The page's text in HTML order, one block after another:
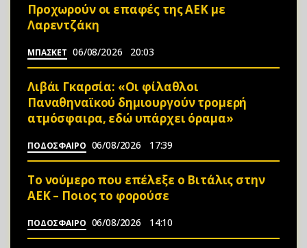
Προχωρούν οι επαφές της ΑΕΚ με
Λαρεντζάκη
ΜΠΑΣΚΕΤ 06/08/2026 20:03
Λιβάι Γκαρσία: «Οι φίλαθλοι
Παναθηναϊκού δημιουργούν τρομερή
ατμόσφαιρα, εδώ υπάρχει όραμα»
ΠΟΔΟΣΦΑΙΡΟ 06/08/2026 17:39
Το νούμερο που επέλεξε ο Βιτάλις στην
ΑΕΚ – Ποιος το φορούσε
ΠΟΔΟΣΦΑΙΡΟ 06/08/2026 14:10